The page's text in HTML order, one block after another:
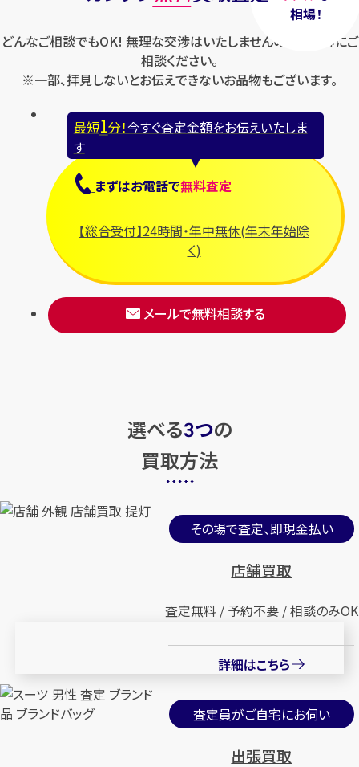
相場！
どんなご相談でもOK! 無理な交渉はいたしませんのでお気軽にご
相談ください。
※一部、拝見しないとお伝えできないお品物もございます。
最短1分！今すぐ査定金額をお伝えいたしま
す
まずはお電話で無料査定
【総合受付】24時間・年中無休(年末年始除
く)
メールで無料相談する
選べる3つの
買取方法
その場で査定、即現金払い
店舗買取
査定無料 / 予約不要 / 相談のみOK
詳細はこちら
査定員がご自宅にお伺い
出張買取